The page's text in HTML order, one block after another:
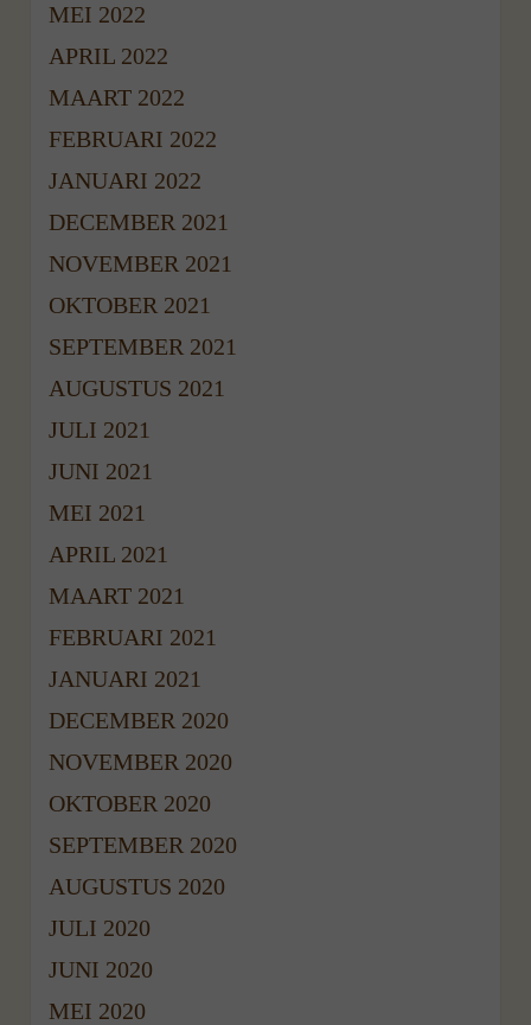
MEI 2022
APRIL 2022
MAART 2022
FEBRUARI 2022
JANUARI 2022
DECEMBER 2021
NOVEMBER 2021
OKTOBER 2021
SEPTEMBER 2021
AUGUSTUS 2021
JULI 2021
JUNI 2021
MEI 2021
APRIL 2021
MAART 2021
FEBRUARI 2021
JANUARI 2021
DECEMBER 2020
NOVEMBER 2020
OKTOBER 2020
SEPTEMBER 2020
AUGUSTUS 2020
JULI 2020
JUNI 2020
MEI 2020